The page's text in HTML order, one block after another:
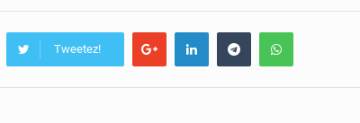
Tweetez!